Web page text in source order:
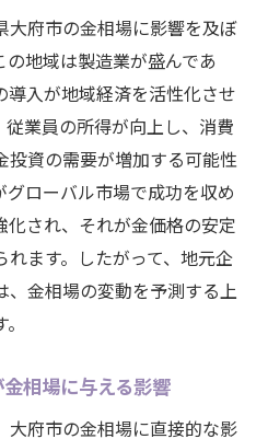
大府市の金相場に影響を及ぼ
地域は製造業が盛んであ
導入が地域経済を活性化させ
従業員の所得が向上し、消費
投資の需要が増加する可能性
ローバル市場で成功を収め
化され、それが金価格の安定
ます。したがって、地元企
金相場の変動を予測する上
相場に与える影響
大府市の金相場に直接的な影